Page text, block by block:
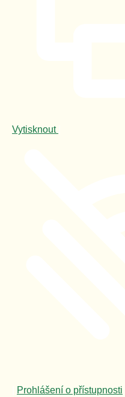
Vytisknout
Prohlášení o přístupnosti